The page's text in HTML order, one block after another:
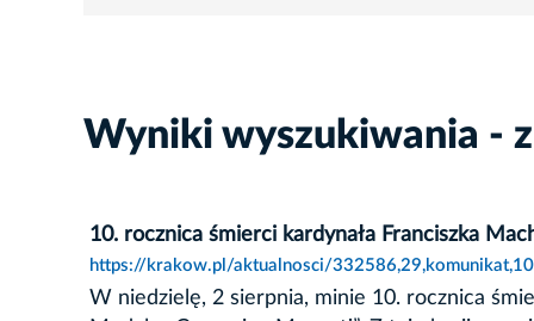
Wyniki wyszukiwania -
10. rocznica śmierci kardynała Franciszka
https://krakow.pl/aktualnosci/
W niedzielę, 2 sierpnia, minie 10. rocznica